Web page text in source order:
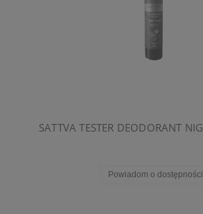
Powiadom o dostępności